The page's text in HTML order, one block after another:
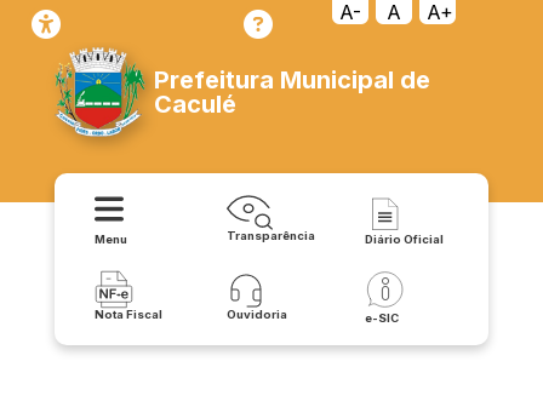
A- A A+
Prefeitura Municipal de
Caculé
Menu Transparência Diário Oficial
Nota Fiscal Ouvidoria e-SIC